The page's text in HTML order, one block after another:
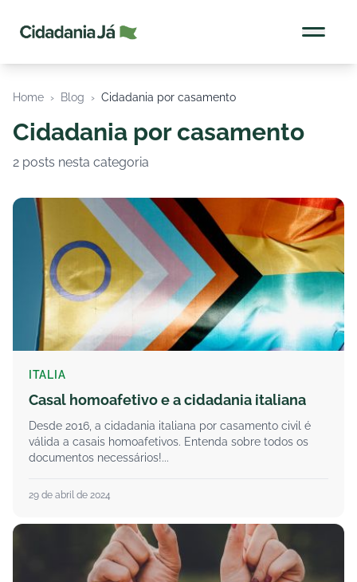
Home › Blog › Cidadania por casamento
Cidadania por casamento
2 posts nesta categoria
ITALIA
Casal homoafetivo e a cidadania italiana
Desde 2016, a cidadania italiana por casamento civil é
válida a casais homoafetivos. Entenda sobre todos os
documentos necessários!...
29 de abril de 2024